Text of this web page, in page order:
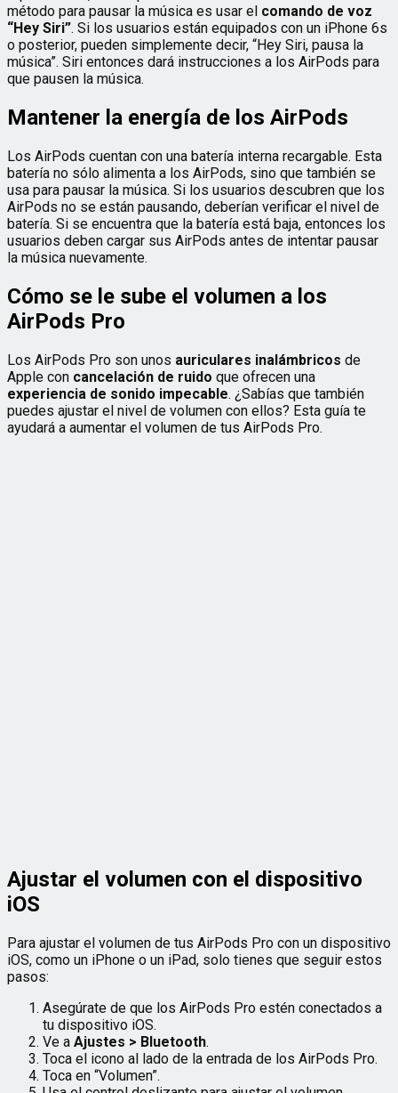
método para pausar la música es usar el comando de voz
“Hey Siri”. Si los usuarios están equipados con un iPhone 6s
o posterior, pueden simplemente decir, “Hey Siri, pausa la
música”. Siri entonces dará instrucciones a los AirPods para
que pausen la música.
Mantener la energía de los AirPods
Los AirPods cuentan con una batería interna recargable. Esta
batería no sólo alimenta a los AirPods, sino que también se
usa para pausar la música. Si los usuarios descubren que los
AirPods no se están pausando, deberían verificar el nivel de
batería. Si se encuentra que la batería está baja, entonces los
usuarios deben cargar sus AirPods antes de intentar pausar
la música nuevamente.
Cómo se le sube el volumen a los
AirPods Pro
Los AirPods Pro son unos auriculares inalámbricos de
Apple con cancelación de ruido que ofrecen una
experiencia de sonido impecable. ¿Sabías que también
puedes ajustar el nivel de volumen con ellos? Esta guía te
ayudará a aumentar el volumen de tus AirPods Pro.
Ajustar el volumen con el dispositivo
iOS
Para ajustar el volumen de tus AirPods Pro con un dispositivo
iOS, como un iPhone o un iPad, solo tienes que seguir estos
pasos:
Asegúrate de que los AirPods Pro estén conectados a
tu dispositivo iOS.
Ve a Ajustes > Bluetooth.
Toca el icono al lado de la entrada de los AirPods Pro.
Toca en “Volumen”.